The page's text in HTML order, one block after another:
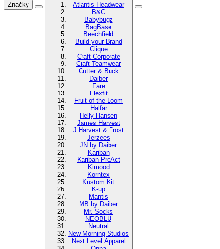
Značky
Atlantis Headwear
B&C
Babybugz
BagBase
Beechfield
Build your Brand
Clique
Craft Corporate
Craft Teamwear
Cutter & Buck
Daiber
Fare
Flexfit
Fruit of the Loom
Halfar
Helly Hansen
James Harvest
J.Harvest & Frost
Jerzees
JN by Daiber
Kariban
Kariban ProAct
Kimood
Korntex
Kustom Kit
K-up
Mantis
MB by Daiber
Mr. Socks
NEOBLU
Neutral
New Morning Studios
Next Level Apparel